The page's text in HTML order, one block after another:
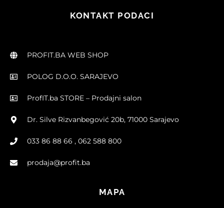
KONTAKT PODACI
PROFIT.BA WEB SHOP
POLOG D.O.O. SARAJEVO
ProfIT.ba STORE – Prodajni salon
Dr. Silve Rizvanbegović 20b, 71000 Sarajevo
033 86 88 66 , 062 588 800
prodaja@profit.ba
MAPA